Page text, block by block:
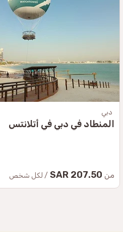
دبي
المنطاد في دبي في أتلانتس
من 207.50 SAR / لكل شخص